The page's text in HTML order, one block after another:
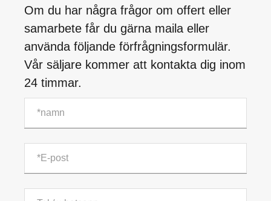
Om du har några frågor om offert eller
samarbete får du gärna maila eller
använda följande förfrågningsformulär.
Vår säljare kommer att kontakta dig inom
24 timmar.